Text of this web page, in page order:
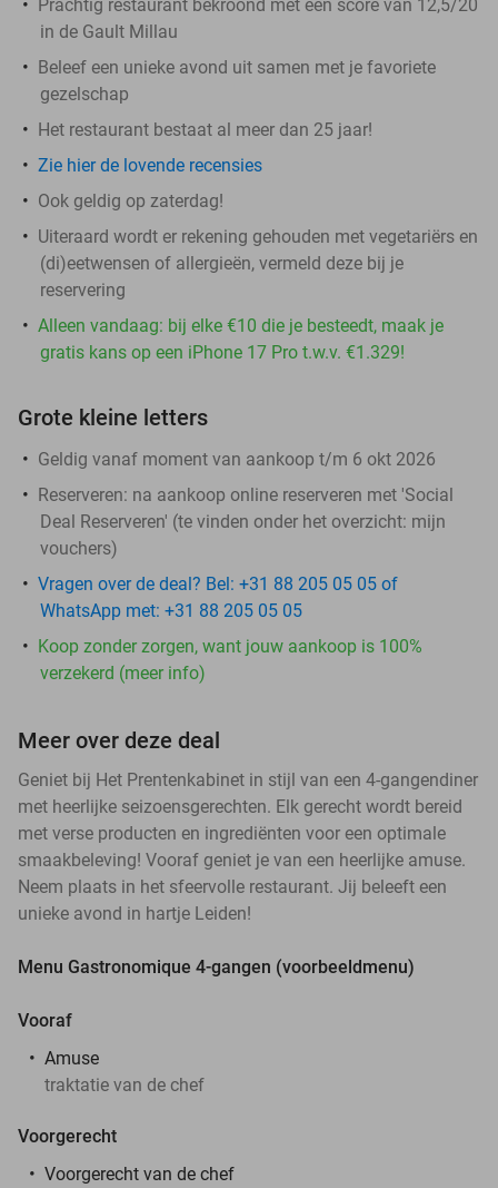
Prachtig restaurant bekroond met een score van 12,5/20
in de Gault Millau
Beleef een unieke avond uit samen met je favoriete
gezelschap
Het restaurant bestaat al meer dan 25 jaar!
Zie hier de lovende recensies
Ook geldig op zaterdag!
Uiteraard wordt er rekening gehouden met vegetariërs en
(di)eetwensen of allergieën, vermeld deze bij je
reservering
Alleen vandaag: bij elke €10 die je besteedt, maak je
gratis kans op een iPhone 17 Pro t.w.v. €1.329!
Grote kleine letters
Geldig vanaf moment van aankoop t/m 6 okt 2026
Reserveren: na aankoop online reserveren met 'Social
Deal Reserveren' (te vinden onder het overzicht: mijn
vouchers)
Vragen over de deal? Bel: +31 88 205 05 05 of
WhatsApp met: +31 88 205 05 05
Koop zonder zorgen, want jouw aankoop is 100%
verzekerd (meer info)
Meer over deze deal
Geniet bij Het Prentenkabinet in stijl van een 4-gangendiner
met heerlijke seizoensgerechten. Elk gerecht wordt bereid
met verse producten en ingrediënten voor een optimale
smaakbeleving! Vooraf geniet je van een heerlijke amuse.
Neem plaats in het sfeervolle restaurant. Jij beleeft een
unieke avond in hartje Leiden!
Menu Gastronomique 4-gangen (voorbeeldmenu)
Vooraf
Amuse
traktatie van de chef
Voorgerecht
Voorgerecht van de chef